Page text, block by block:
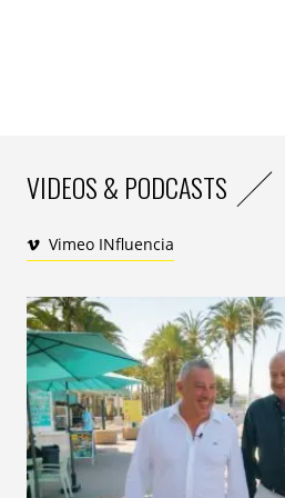
Le timing n’a rien d’innocent :
en 2025 la 2e artiste
streamée en France, selon des
publiées parBillboard France .
aujourd’hui 6,9 millions
très loin de ses 15 000 d’août
«En partageant son dressing sur
comment la seconde main peut
VIDEOS & PODCASTS
Vimeo INfluencia